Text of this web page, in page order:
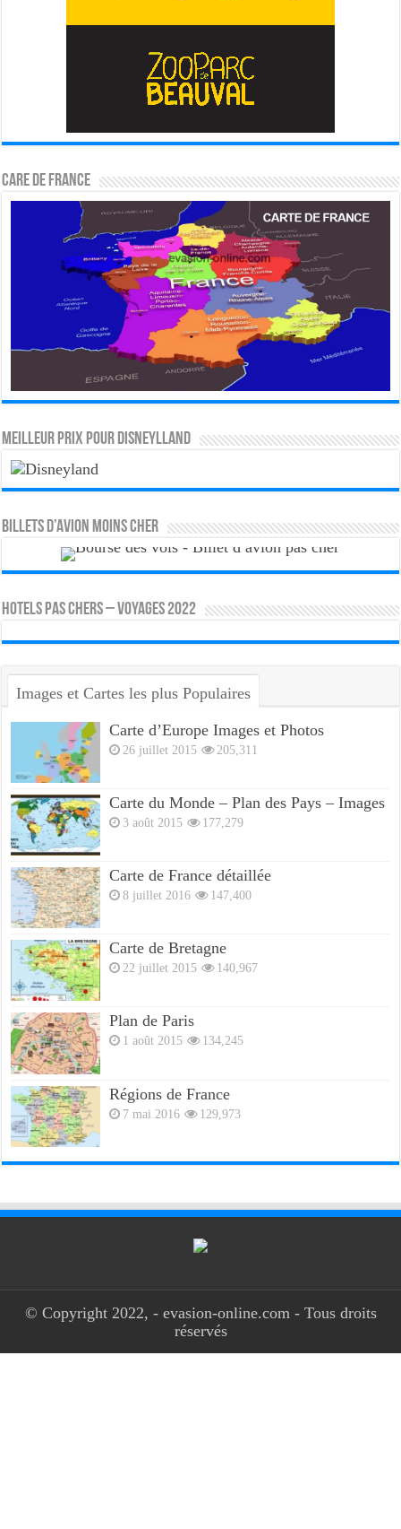
CARE DE FRANCE
MEILLEUR PRIX POUR DISNEYLLAND
Billets d’avion moins cher
HOTELS PAS CHERS – VOYAGES 2022
Images et Cartes les plus Populaires
Carte d’Europe Images et Photos
26 juillet 2015 205,311
Carte du Monde – Plan des Pays – Images
3 août 2015 177,279
Carte de France détaillée
8 juillet 2016 147,400
Carte de Bretagne
22 juillet 2015 140,967
Plan de Paris
1 août 2015 134,245
Régions de France
7 mai 2016 129,973
© Copyright 2022, - evasion-online.com - Tous droits
réservés